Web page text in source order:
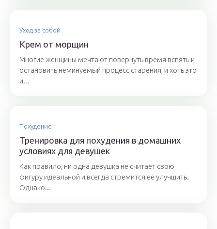
Уход за собой
Крем от морщин
Многие женщины мечтают повернуть время вспять и
остановить неминуемый процесс старения, и хоть это
и...
Похудение
Тренировка для похудения в домашних
условиях для девушек
Как правило, ни одна девушка не считает свою
фигуру идеальной и всегда стремится её улучшить.
Однако...